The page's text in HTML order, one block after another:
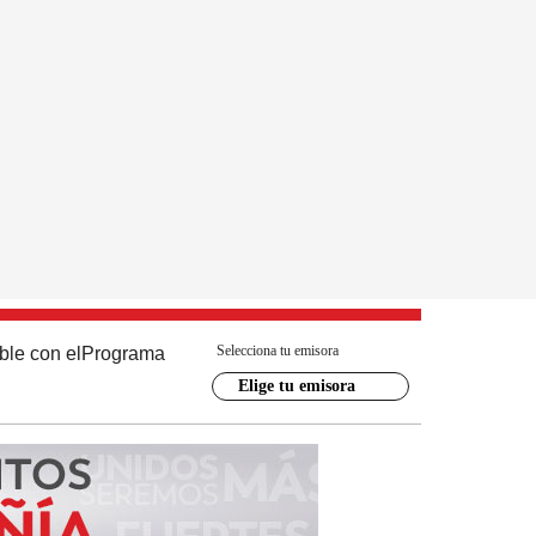
con el Programa Selecciona tu emisora
Elige tu emisora